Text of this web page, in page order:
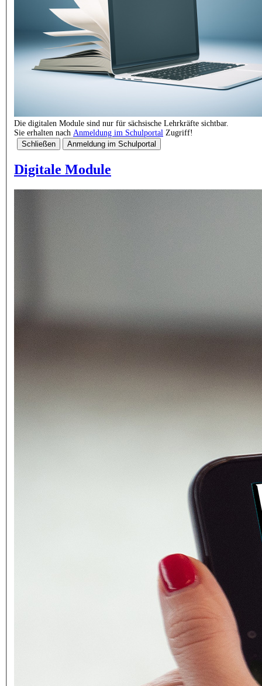
Die digitalen Module sind nur für sächsische Lehrkräfte sichtbar.
Sie erhalten nach Anmeldung im Schulportal Zugriff!
Schließen
Anmeldung im Schulportal
Digitale Module